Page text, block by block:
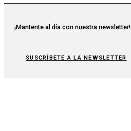
¡Mantente al día con nuestra newsletter!
SUSCRÍBETE A LA NEWSLETTER